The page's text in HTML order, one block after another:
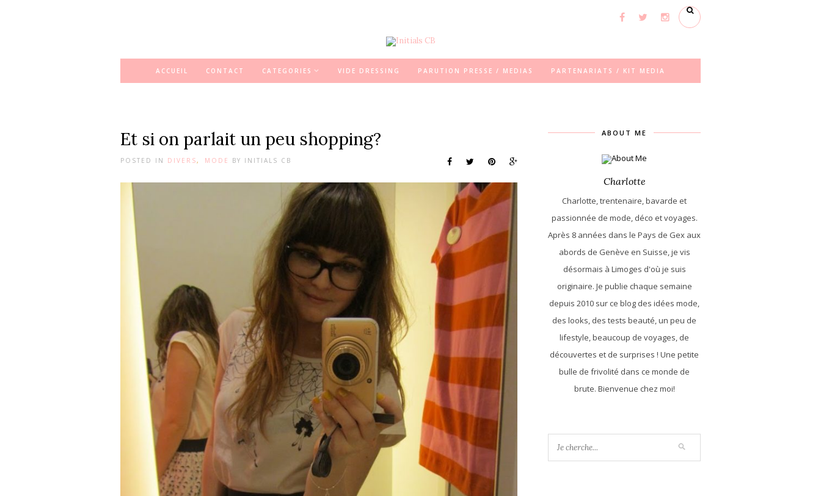
ACCUEIL CONTACT CATEGORIES VIDE DRESSING PARUTION PRESSE / MEDIAS PARTENARIATS / KIT MEDIA
Et si on parlait un peu shopping?
POSTED IN DIVERS, MODE BY INITIALS CB
ABOUT ME
Charlotte
Charlotte, trentenaire, bavarde et
passionnée de mode, déco et voyages.
Après 8 années dans le Pays de Gex aux
abords de Genève en Suisse, je vis
désormais à Limoges d'où je suis
originaire. Je publie chaque semaine
depuis 2010 sur ce blog des idées mode,
des looks, des tests beauté, un peu de
lifestyle, beaucoup de voyages, de
découvertes et de surprises ! Une petite
bulle de frivolité dans ce monde de
brute. Bienvenue chez moi!